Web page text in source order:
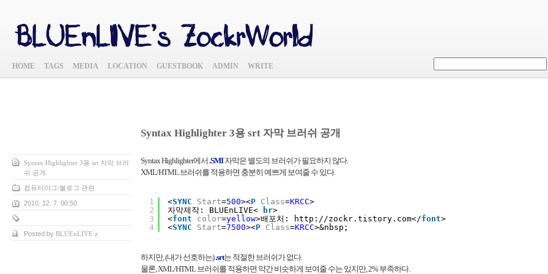
HOME TAGS MEDIA LOCATION GUESTBOOK ADMIN WRITE
Syntax Highlighter 3용 srt 자막 브러
쉬 공개
컴퓨터야그/블로그 관련
2010. 12. 7. 00:50
Posted by BLUEnLIVE z
Syntax Highlighter 3용 srt 자막 브러쉬 공개
Syntax Highlighter에서 .SMI자막은 별도의 브러쉬가 필요하지 않다.
XML/HTML 브러쉬를 적용하면 충분히 예쁘게 보여줄 수 있다.
1
2
3
4
<SYNC Start=500><P Class=KRCC>
자막제작: BLUEnLIVE<
br>
<font color=yellow>배포처: http://zockr.tistory.com</font>
<SYNC Start=7500><P Class=KRCC>&nbsp;
하지만, (내가 선호하는).srt는 적절한 브러쉬가 없다.
물론, XML/HTML 브러쉬를 적용하면 약간 비슷하게 보여줄 수는 있지만, 2% 부족하다.